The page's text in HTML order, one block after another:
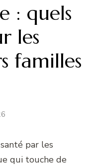
: quels
les
familles
par les
qui touche de